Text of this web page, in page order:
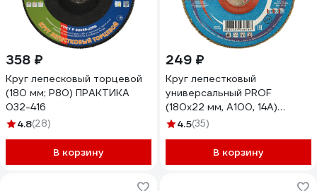
358 ₽
Круг лепесковый торцевой
(180 мм; Р80) ПРАКТИКА
032-416
4.8(28)
В корзину
249 ₽
Круг лепестковый
универсальный PROF
(180х22 мм, А100, 14А)
Tsunami КЛТ1
4.5(35)
В корзину